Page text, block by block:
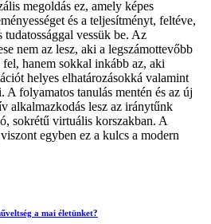
megoldás ez, amely képes
és a teljesítményt, feltéve,
vessük be. Az
nem az lesz, aki a legszámottevőbb
hanem sokkal inkább az, aki
helyes elhatározásokká valamint
folyamatos tanulás mentén és az új
alkalmazkodás lesz az iránytűnk
sokrétű virtuális korszakban. A
egyben ez a kulcs a modern
a mai életünket?